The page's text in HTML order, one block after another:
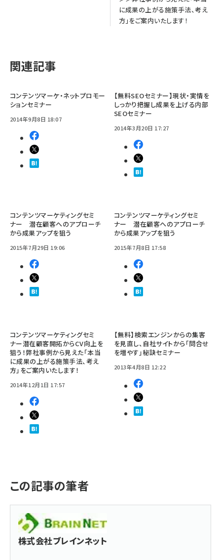
に成果の上がる施策手法、考え
方」をご案内いたします！
関連記事
コンテンツマーケ・ネットプロモー
ションセミナー
2014年9月8日 18:07
【無料SEOセミナー】現状・実情を
しっかり把握し成果を上げる内部
SEOセミナー
2014年3月20日 17:27
コンテンツマーケティングセミ
ナー 潜在顧客へのアプローチ
から成果アップを狙う
2015年7月29日 19:06
コンテンツマーケティングセミ
ナー 潜在顧客へのアプローチ
から成果アップを狙う
2015年7月8日 17:58
コンテンツマーケティングセミ
ナー潜在顧客開拓からCV向上を
狙う！弊社事例から見えた「本当
に成果の上がる施策手法、考え
方」をご案内いたします！
2014年12月1日 17:57
【無料】検索エンジンからの集客
を見直し、自社サイトから「問合せ
を増やす」秘訣セミナー
2013年4月8日 12:22
この記事の筆者
株式会社ブレインネット